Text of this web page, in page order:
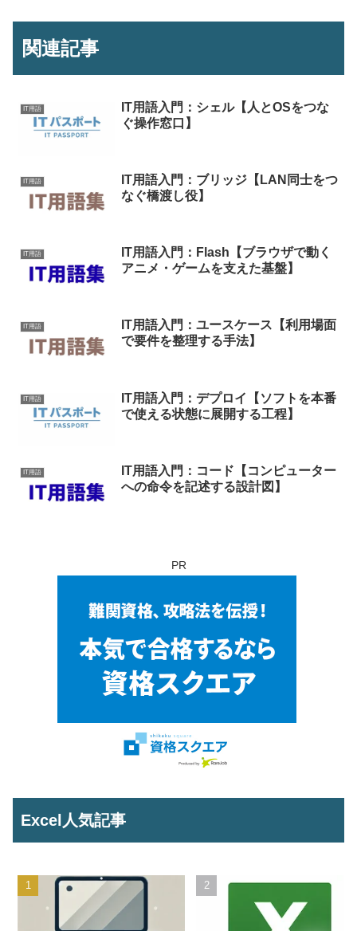
関連記事
IT用語
IT用語入門：シェル【人とOSをつな
ぐ操作窓口】
IT用語
IT用語入門：ブリッジ【LAN同士をつ
なぐ橋渡し役】
IT用語
IT用語入門：Flash【ブラウザで動く
アニメ・ゲームを支えた基盤】
IT用語
IT用語入門：ユースケース【利用場面
で要件を整理する手法】
IT用語
IT用語入門：デプロイ【ソフトを本番
で使える状態に展開する工程】
IT用語
IT用語入門：コード【コンピューター
への命令を記述する設計図】
PR
Excel人気記事